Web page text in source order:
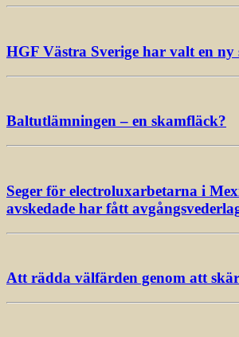
HGF Västra Sverige har valt en ny
Baltutlämningen – en skamfläck?
Seger för electroluxarbetarna i
avskedade har fått
Att rädda välfärden genom att